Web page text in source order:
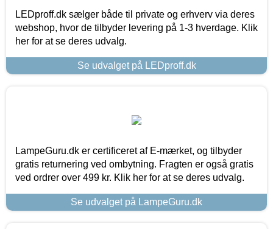
LEDproff.dk sælger både til private og erhverv via deres
webshop, hvor de tilbyder levering på 1-3 hverdage. Klik
her for at se deres udvalg.
Se udvalget på LEDproff.dk
LampeGuru.dk er certificeret af E-mærket, og tilbyder
gratis returnering ved ombytning. Fragten er også gratis
ved ordrer over 499 kr. Klik her for at se deres udvalg.
Se udvalget på LampeGuru.dk